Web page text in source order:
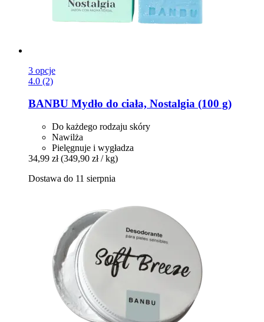
3 opcje
4.0 (2)
BANBU Mydło do ciała, Nostalgia (100 g)
Do każdego rodzaju skóry
Nawilża
Pielęgnuje i wygładza
34,99 zł (349,90 zł / kg)
Dostawa do 11 sierpnia